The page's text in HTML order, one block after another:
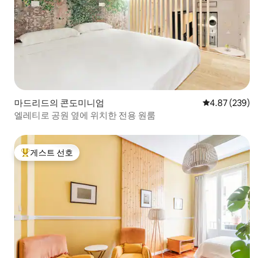
마드리드의 콘도미니엄 평점 4.87점(5
4.87 (239)
엘레티로 공원 옆에 위치한 전용 원룸
상위 게스트 선호
게스트 선호